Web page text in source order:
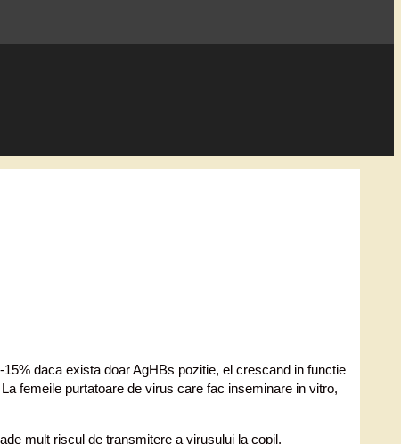
daca exista doar AgHBs pozitie, el crescand in functie
femeile purtatoare de virus care fac inseminare in vitro,
mult riscul de transmitere a virusului la copil.